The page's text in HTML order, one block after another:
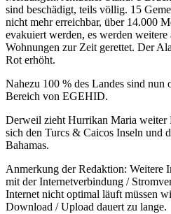
sind beschädigt, teils völlig. 15
nicht mehr erreichbar, über 14.000
evakuiert werden, es werden weitere
Wohnungen zur Zeit gerettet. Der
Rot erhöht.
Nahezu 100 % des Landes sind nun
Bereich von EGEHID.
Derweil zieht Hurrikan Maria weiter
sich den Turcs & Caicos Inseln und
Bahamas.
Anmerkung der Redaktion: Weitere
mit der Internetverbindung /
Internet nicht optimal läuft müssen
Download / Upload dauert zu lange.